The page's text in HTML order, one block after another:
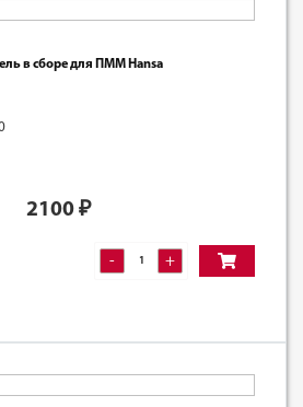
в сборе для ПММ Hansa
2100₽
- +